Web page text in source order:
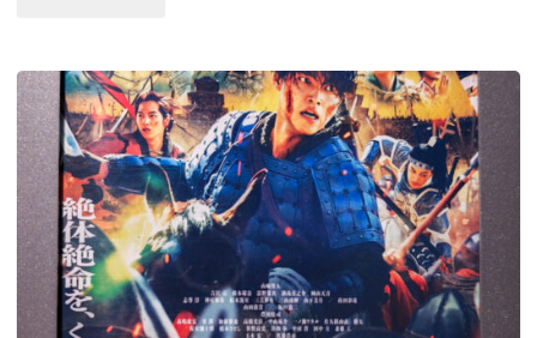
ブ
ル
リ
グ。
#
記
念
イ
ベ
ン
ト
川
花
火
大
会
2026